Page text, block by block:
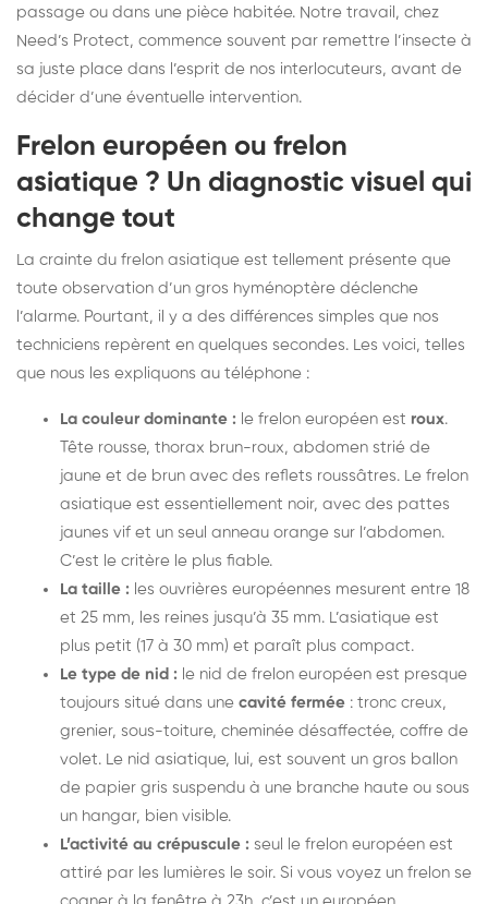
passage ou dans une pièce habitée. Notre travail, chez
Need’s Protect, commence souvent par remettre l’insecte à
sa juste place dans l’esprit de nos interlocuteurs, avant de
décider d’une éventuelle intervention.
Frelon européen ou frelon
asiatique ? Un diagnostic visuel qui
change tout
La crainte du frelon asiatique est tellement présente que
toute observation d’un gros hyménoptère déclenche
l’alarme. Pourtant, il y a des différences simples que nos
techniciens repèrent en quelques secondes. Les voici, telles
que nous les expliquons au téléphone :
La couleur dominante : le frelon européen est roux.
Tête rousse, thorax brun-roux, abdomen strié de
jaune et de brun avec des reflets roussâtres. Le frelon
asiatique est essentiellement noir, avec des pattes
jaunes vif et un seul anneau orange sur l’abdomen.
C’est le critère le plus fiable.
La taille : les ouvrières européennes mesurent entre 18
et 25 mm, les reines jusqu’à 35 mm. L’asiatique est
plus petit (17 à 30 mm) et paraît plus compact.
Le type de nid : le nid de frelon européen est presque
toujours situé dans une cavité fermée : tronc creux,
grenier, sous-toiture, cheminée désaffectée, coffre de
volet. Le nid asiatique, lui, est souvent un gros ballon
de papier gris suspendu à une branche haute ou sous
un hangar, bien visible.
L’activité au crépuscule : seul le frelon européen est
attiré par les lumières le soir. Si vous voyez un frelon se